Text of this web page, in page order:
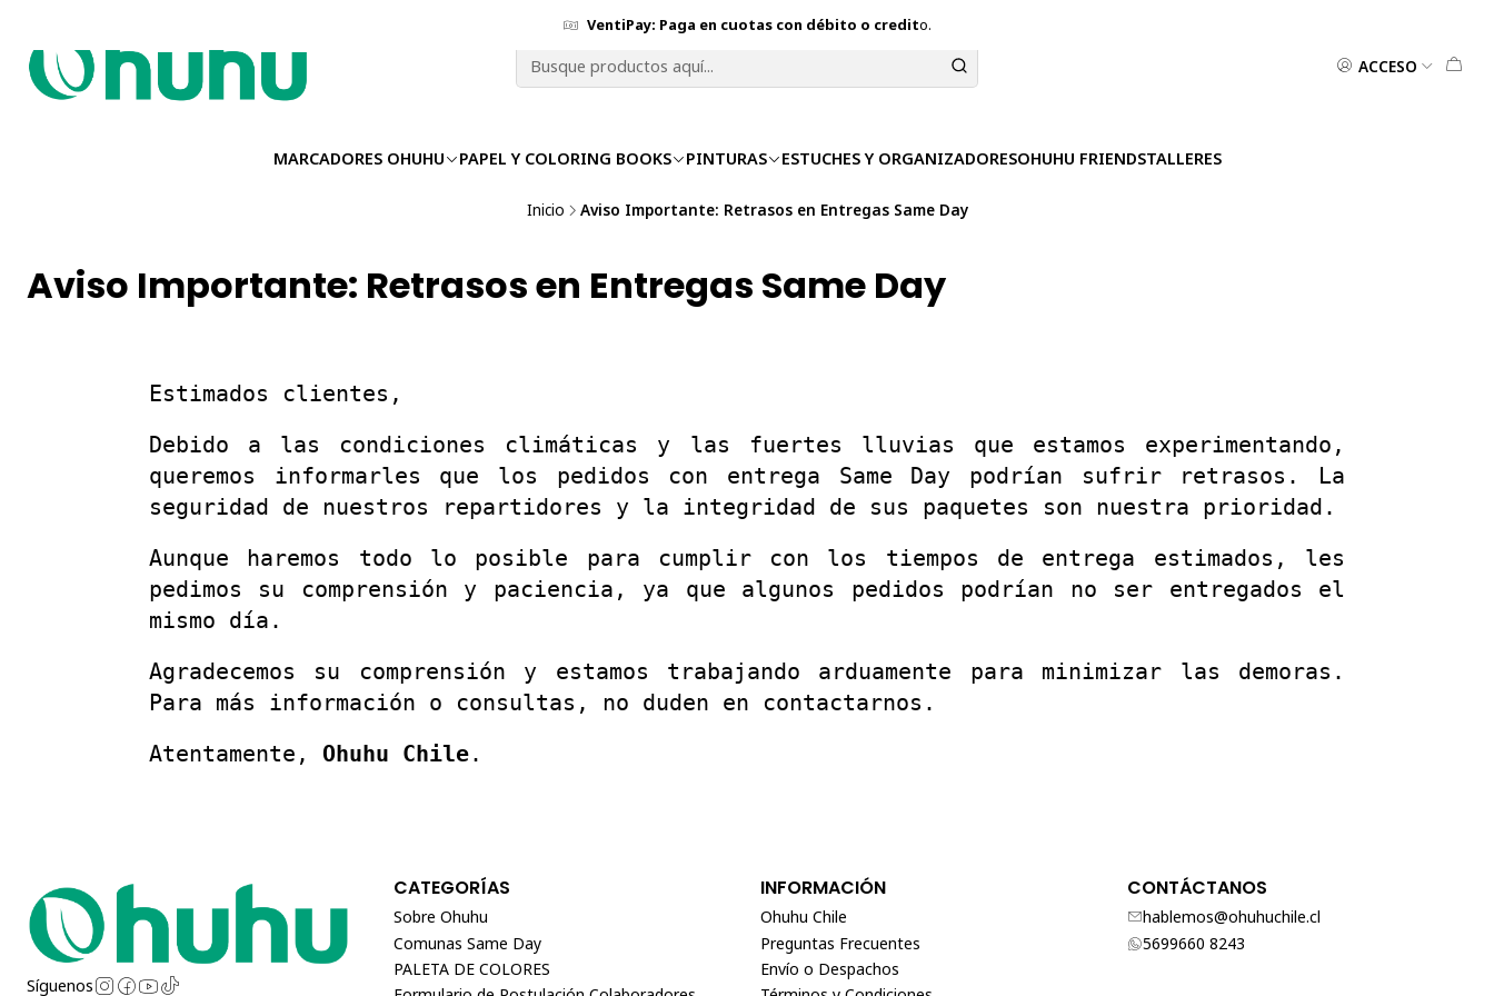
ACCESO
MARCADORES OHUHU PAPEL Y COLORING BOOKS PINTURAS ESTUCHES Y ORGANIZADORESOHUHU FRIENDSTALLERES
VentiPay: Paga en cuotas con débito o credito.
Inicio Aviso Importante: Retrasos en Entregas Same Day
Aviso Importante: Retrasos en Entregas Same Day
Estimados clientes,
Debido a las condiciones climáticas y las fuertes lluvias que estamos experimentando,
queremos informarles que los pedidos con entrega Same Day podrían sufrir retrasos. La
seguridad de nuestros repartidores y la integridad de sus paquetes son nuestra prioridad.
Aunque haremos todo lo posible para cumplir con los tiempos de entrega estimados, les
pedimos su comprensión y paciencia, ya que algunos pedidos podrían no ser entregados el
mismo día.
Agradecemos su comprensión y estamos trabajando arduamente para minimizar las demoras.
Para más información o consultas, no duden en contactarnos.
Atentamente, Ohuhu Chile.
Síguenos
CATEGORÍAS
Sobre Ohuhu
Comunas Same Day
PALETA DE COLORES
INFORMACIÓN
Ohuhu Chile
Preguntas Frecuentes
Envío o Despachos
CONTÁCTANOS
hablemos@ohuhuchile.cl
5699660 8243